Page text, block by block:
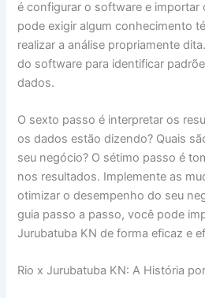
é configurar o software e importar
pode exigir algum conhecimento
realizar a análise propriamente
do software para identificar
dados.
O sexto passo é interpretar os
os dados estão dizendo? Quais
seu negócio? O sétimo passo é
nos resultados. Implemente as
otimizar o desempenho do seu
guia passo a passo, você pode
Jurubatuba KN de forma eficaz e
Rio x Jurubatuba KN: A História